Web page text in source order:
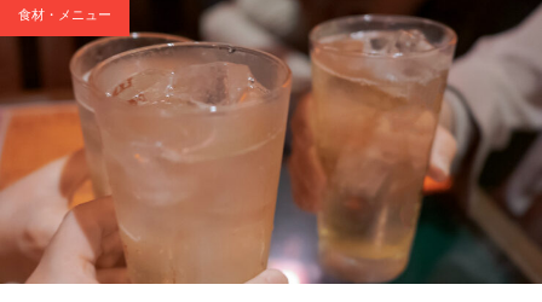
食材・メニュー